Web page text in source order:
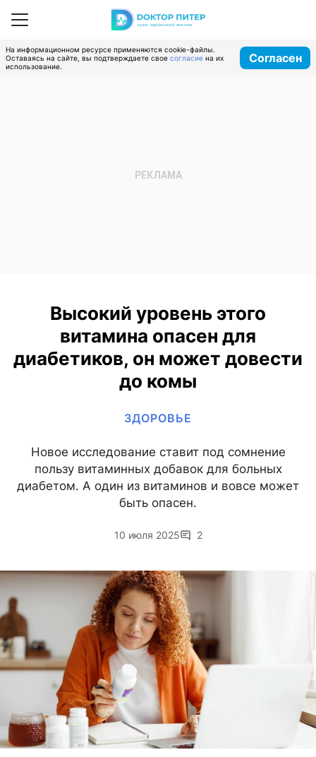
На информационном ресурсе применяются cookie-файлы.
Оставаясь на сайте, вы подтверждаете свое согласие на их
использование.
Согласен
Высокий уровень этого
витамина опасен для
диабетиков, он может довести
до комы
ЗДОРОВЬЕ
Новое исследование ставит под сомнение
пользу витаминных добавок для больных
диабетом. А один из витаминов и вовсе может
быть опасен.
10 июля 2025 2